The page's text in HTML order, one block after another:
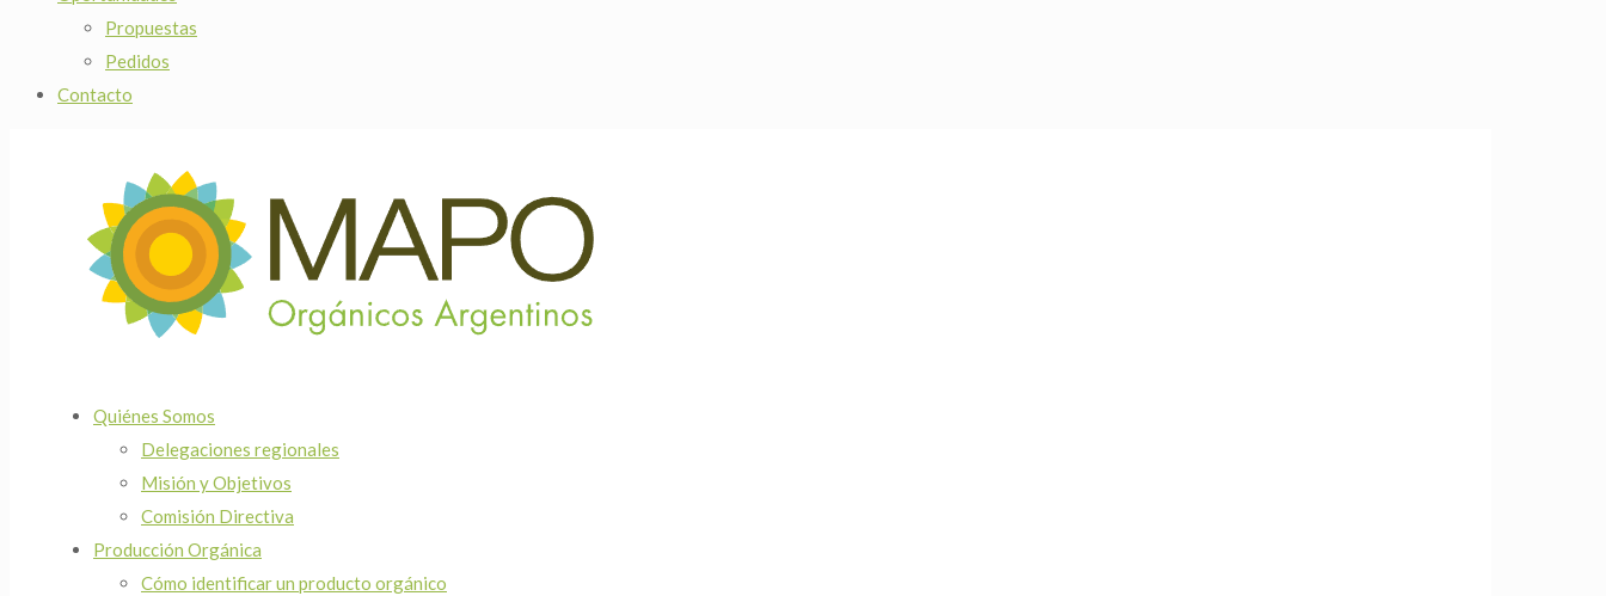
Propuestas
Pedidos
Contacto
Quiénes Somos
Delegaciones regionales
Misión y Objetivos
Comisión Directiva
Producción Orgánica
Cómo identificar un producto orgánico